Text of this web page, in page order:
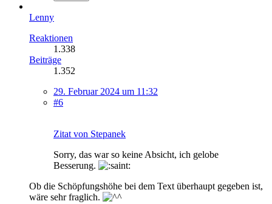
Lenny
Reaktionen
1.338
Beiträge
1.352
29. Februar 2024 um 11:32
#6
Zitat von Stepanek
Sorry, das war so keine Absicht, ich gelobe
Besserung.
Ob die Schöpfungshöhe bei dem Text überhaupt gegeben ist,
wäre sehr fraglich.